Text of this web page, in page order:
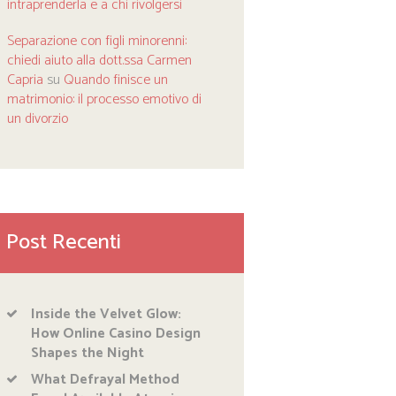
intraprenderla e a chi rivolgersi
Separazione con figli minorenni:
chiedi aiuto alla dott.ssa Carmen
Capria su Quando finisce un
matrimonio: il processo emotivo di
un divorzio
Post Recenti
Inside the Velvet Glow:
How Online Casino Design
Shapes the Night
What Defrayal Method